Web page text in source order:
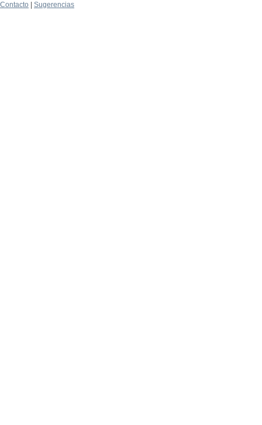
Contacto
Sugerencias